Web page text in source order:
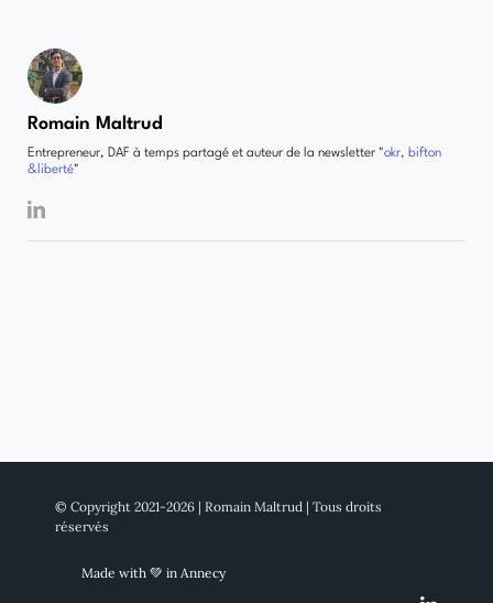
Romain Maltrud
Entrepreneur, DAF à temps partagé et auteur de la newsletter "okr, bifton
&liberté"
© Copyright 2021-2026 | Romain Maltrud | Tous droits
réservés
Made with 💚 in Annecy